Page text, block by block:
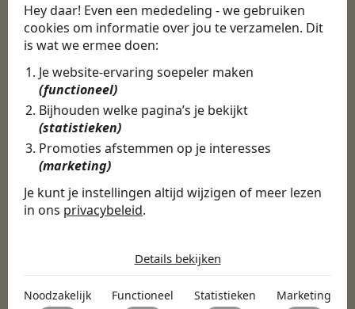
Hey daar! Even een mededeling - we gebruiken
cookies om informatie over jou te verzamelen. Dit
is wat we ermee doen:
Je website-ervaring soepeler maken
(functioneel)
Bijhouden welke pagina’s je bekijkt
(statistieken)
Promoties afstemmen op je interesses
(marketing)
Je kunt je instellingen altijd wijzigen of meer lezen
in ons privacybeleid.
Noodzakelijk
Noodzakelijke cookies helpen een website bruikbaar te
Details bekijken
Noodzakelijk Functioneel Statistieken Marketing